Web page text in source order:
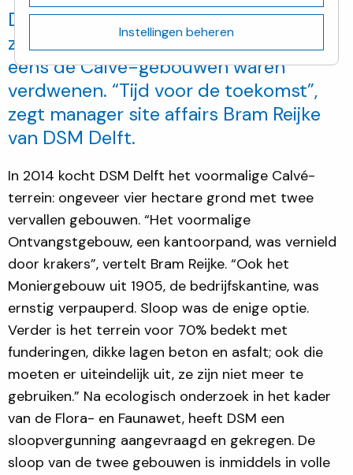
De slopers zijn bijna klaar: eind 2019
zijn de laatste overblijfselen van wat
eens de Calvé-gebouwen waren
verdwenen. “Tijd voor de toekomst”,
zegt manager site affairs Bram Reijke
van DSM Delft.
In 2014 kocht DSM Delft het voormalige Calvé-
terrein: ongeveer vier hectare grond met twee
vervallen gebouwen. “Het voormalige
Ontvangstgebouw, een kantoorpand, was vernield
door krakers”, vertelt Bram Reijke. “Ook het
Moniergebouw uit 1905, de bedrijfskantine, was
ernstig verpauperd. Sloop was de enige optie.
Verder is het terrein voor 70% bedekt met
funderingen, dikke lagen beton en asfalt; ook die
moeten er uiteindelijk uit, ze zijn niet meer te
gebruiken.” Na ecologisch onderzoek in het kader
van de Flora- en Faunawet, heeft DSM een
sloopvergunning aangevraagd en gekregen. De
sloop van de twee gebouwen is inmiddels in volle
Instellingen beheren